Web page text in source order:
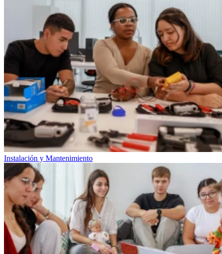
Instalación y Mantenimiento